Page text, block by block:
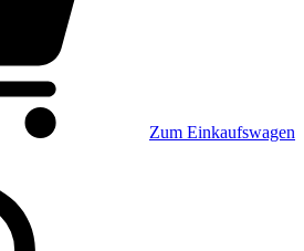
Zum Einkaufswagen